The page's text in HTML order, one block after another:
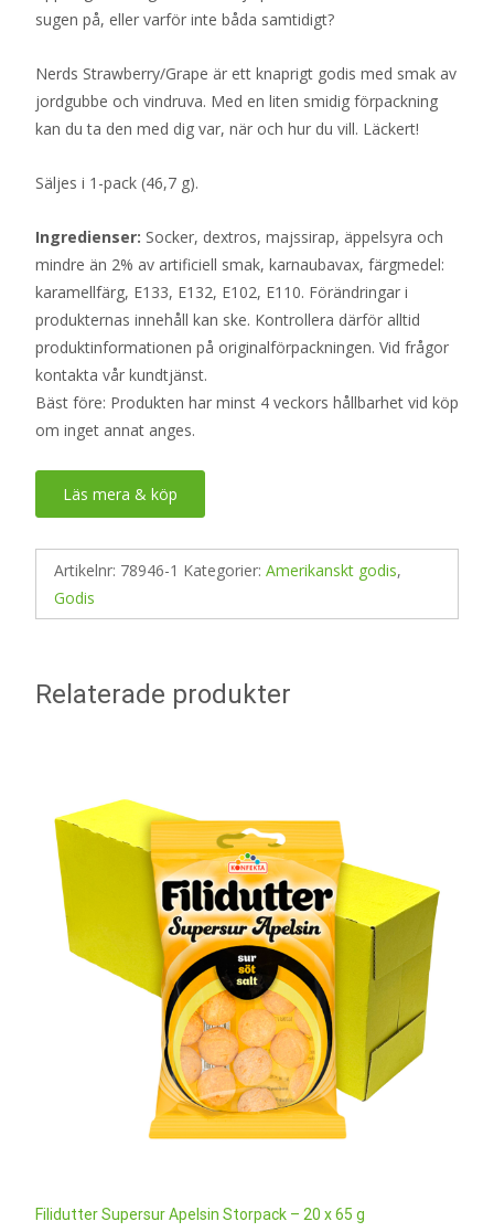
sugen på, eller varför inte båda samtidigt?
Nerds Strawberry/Grape är ett knaprigt godis med smak av
jordgubbe och vindruva. Med en liten smidig förpackning
kan du ta den med dig var, när och hur du vill. Läckert!
Säljes i 1-pack (46,7 g).
Ingredienser: Socker, dextros, majssirap, äppelsyra och
mindre än 2% av artificiell smak, karnaubavax, färgmedel:
karamellfärg, E133, E132, E102, E110. Förändringar i
produkternas innehåll kan ske. Kontrollera därför alltid
produktinformationen på originalförpackningen. Vid frågor
kontakta vår kundtjänst.
Bäst före: Produkten har minst 4 veckors hållbarhet vid köp
om inget annat anges.
Läs mera & köp
Artikelnr: 78946-1 Kategorier: Amerikanskt godis,
Godis
Relaterade produkter
Filidutter Supersur Apelsin Storpack – 20 x 65 g